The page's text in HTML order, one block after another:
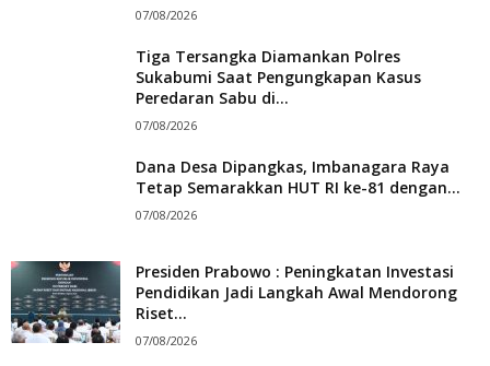
07/08/2026
Tiga Tersangka Diamankan Polres
Sukabumi Saat Pengungkapan Kasus
Peredaran Sabu di...
07/08/2026
Dana Desa Dipangkas, Imbanagara Raya
Tetap Semarakkan HUT RI ke-81 dengan...
07/08/2026
Presiden Prabowo : Peningkatan Investasi
Pendidikan Jadi Langkah Awal Mendorong
Riset...
07/08/2026